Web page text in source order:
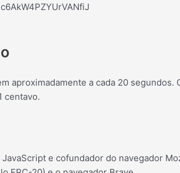
aproximadamente a cada 20
centavo.
e cofundador do navegador